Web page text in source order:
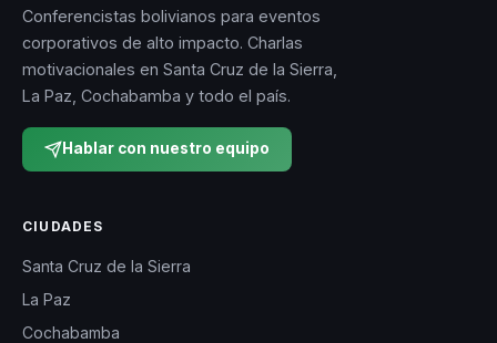
Conferencistas bolivianos para eventos
corporativos de alto impacto. Charlas
motivacionales en Santa Cruz de la Sierra,
La Paz, Cochabamba y todo el país.
Hablar con nuestro equipo
CIUDADES
Santa Cruz de la Sierra
La Paz
Cochabamba